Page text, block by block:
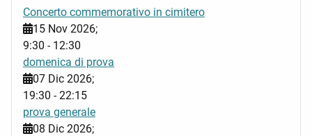
Concerto commemorativo in cimitero
15 Nov 2026;
9:30 - 12:30
domenica di prova
07 Dic 2026;
19:30 -22:15
prova generale
08 Dic 2026;